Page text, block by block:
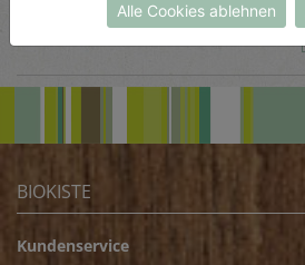
BIOKISTE
Kundenservice
Alle Cookies ablehnen